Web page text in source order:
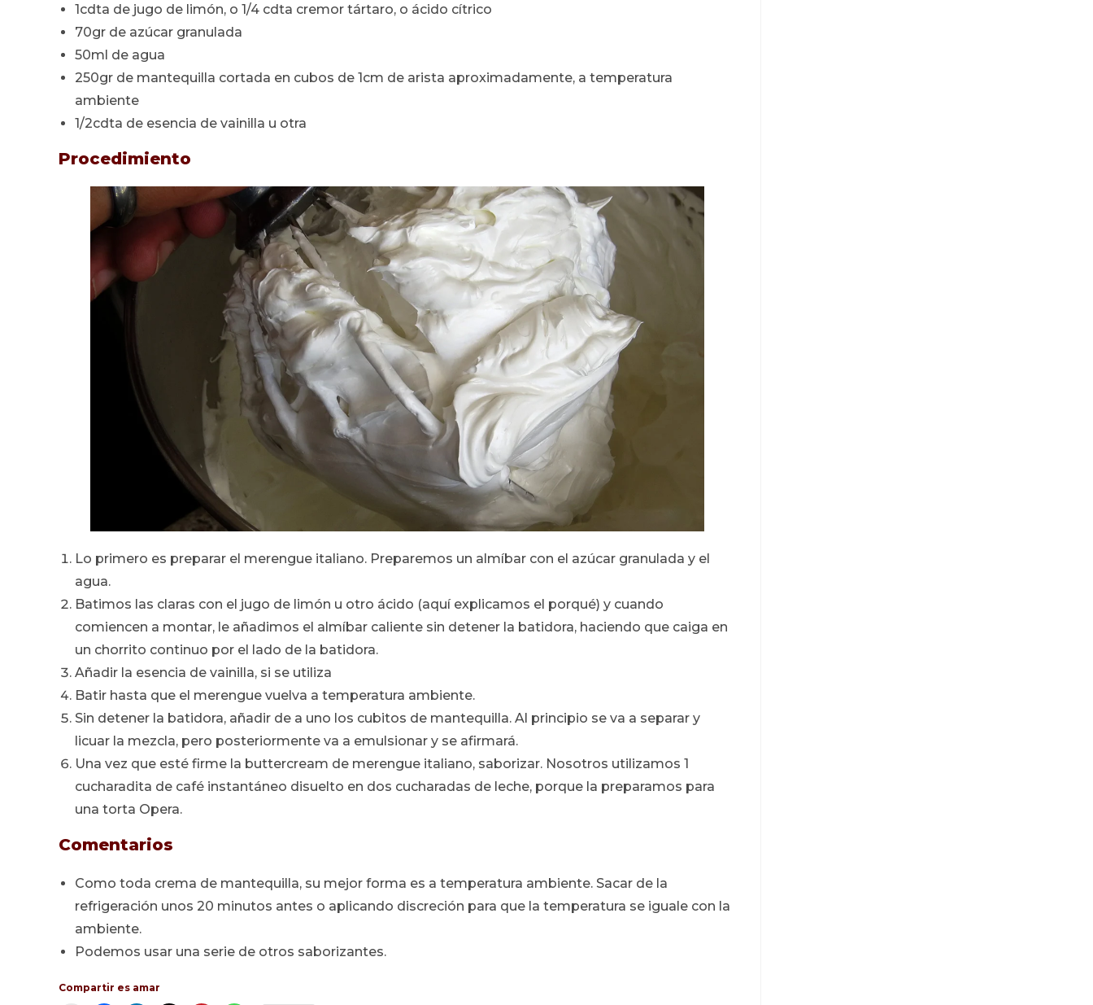
1cdta de jugo de limón, o 1/4 cdta cremor tártaro, o ácido cítrico
70gr de azúcar granulada
50ml de agua
250gr de mantequilla cortada en cubos de 1cm de arista aproximadamente, a temperatura
ambiente
1/2cdta de esencia de vainilla u otra
Procedimiento
Lo primero es preparar el merengue italiano. Preparemos un almíbar con el azúcar granulada y el
agua.
Batimos las claras con el jugo de limón u otro ácido (aquí explicamos el porqué) y cuando
comiencen a montar, le añadimos el almíbar caliente sin detener la batidora, haciendo que caiga en
un chorrito continuo por el lado de la batidora.
Añadir la esencia de vainilla, si se utiliza
Batir hasta que el merengue vuelva a temperatura ambiente.
Sin detener la batidora, añadir de a uno los cubitos de mantequilla. Al principio se va a separar y
licuar la mezcla, pero posteriormente va a emulsionar y se afirmará.
Una vez que esté firme la buttercream de merengue italiano, saborizar. Nosotros utilizamos 1
cucharadita de café instantáneo disuelto en dos cucharadas de leche, porque la preparamos para
una torta Opera.
Comentarios
Como toda crema de mantequilla, su mejor forma es a temperatura ambiente. Sacar de la
refrigeración unos 20 minutos antes o aplicando discreción para que la temperatura se iguale con la
ambiente.
Podemos usar una serie de otros saborizantes.
Compartir es amar